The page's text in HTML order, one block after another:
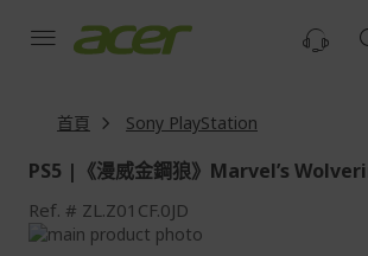
首頁
Sony PlayStation
PS5 |《漫威金鋼狼》Marvel’s
Ref. ZL.Z01CF.0JD
Skip